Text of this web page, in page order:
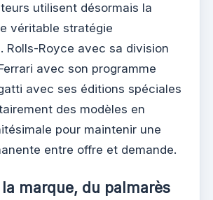
utilisent désormais la
véritable stratégie
Rolls-Royce avec sa division
avec son programme
avec ses éditions spéciales
des modèles en
pour maintenir une
entre offre et demande.
marque, du palmarès